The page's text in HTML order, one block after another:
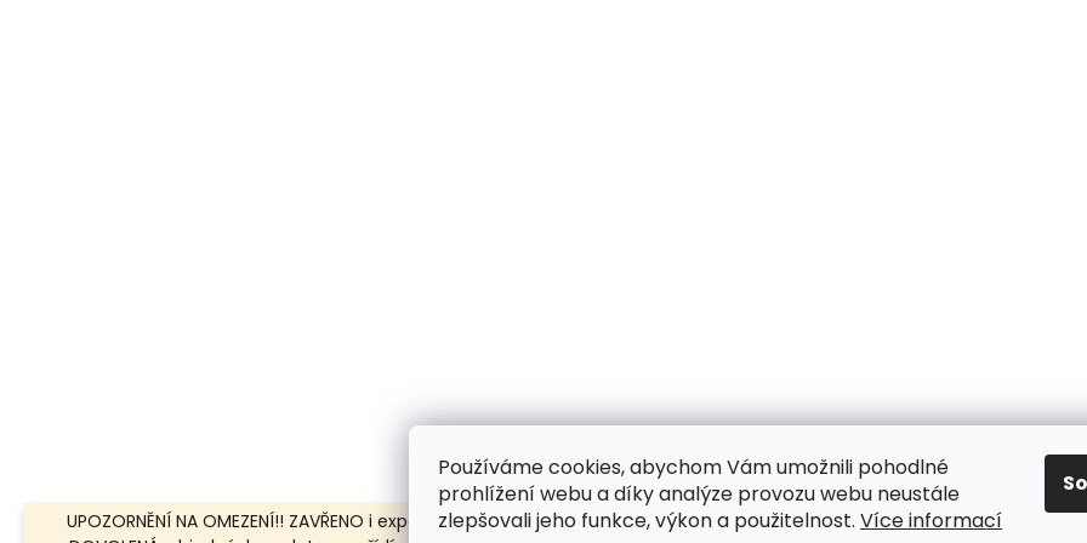
Používáme cookies, abychom Vám umožnili pohodlné
prohlížení webu a díky analýze provozu webu neustále
zlepšovali jeho funkce, výkon a použitelnost. Více informací
UPOZORNĚNÍ NA OMEZENÍ!! ZAVŘENO i expedice | 31.7.-8.8.